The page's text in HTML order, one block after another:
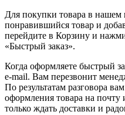
Для покупки товара в нашем
понравившийся товар и
перейдите в Корзину и
«Быстрый заказ».
Когда оформляете быстрый
e-mail. Вам перезвонит
По результатам разговора
оформления товара на
только ждать доставки и